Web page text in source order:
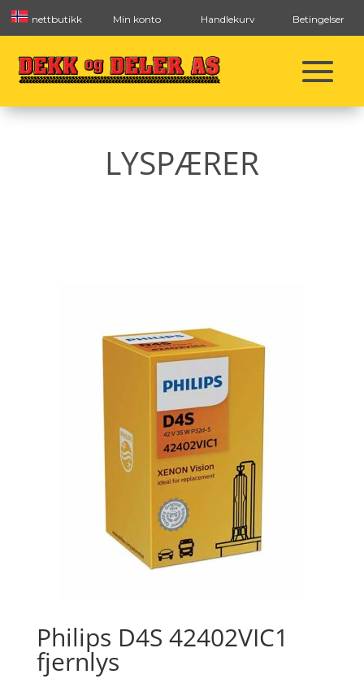
nettbutikk Min konto Handlekurv Betingelser
LYSPÆRER
Philips D4S 42402VIC1
fjernlys